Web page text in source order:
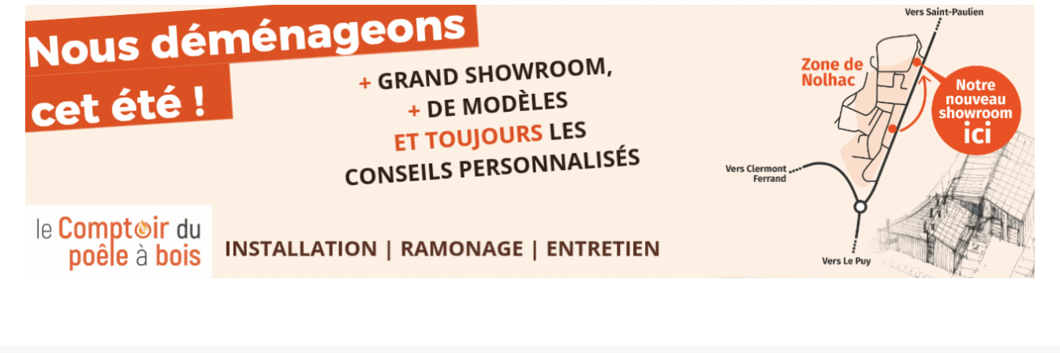
paysages de Haute-Loire ?
Cet été, Laurent Bersetvous propose unstage
d’aquarelle en extérieur, accessible
, dans un cadre naturel
inspirant
, à seulement30
minutes du Puy-en-Velay
aquarelle, encre, ou contenu hybride.
Le programme :
8h : rendez-vous au point de départ
raison de plus d’aller faire un tour dans la cité
médiévale du Brivadois cet été.
INTERVIEW
STRADA Bernard Turle, vous avez ouvert une
galerie à Auzon…